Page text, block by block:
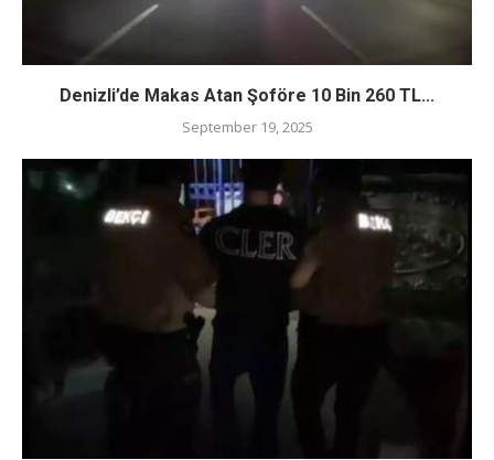
Denizli’de Makas Atan Şoföre 10 Bin 260 TL...
September 19, 2025